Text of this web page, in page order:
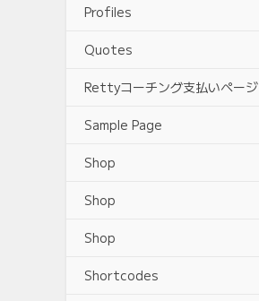
Profiles
Quotes
Rettyコーチング支払いページ
Sample Page
Shop
Shop
Shop
Shortcodes